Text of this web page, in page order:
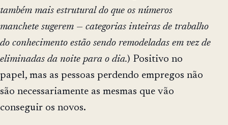
também mais estrutural do que os números
manchete sugerem — categorias inteiras de trabalho
do conhecimento estão sendo remodeladas em vez de
eliminadas da noite para o dia.) Positivo no
papel, mas as pessoas perdendo empregos não
são necessariamente as mesmas que vão
conseguir os novos.